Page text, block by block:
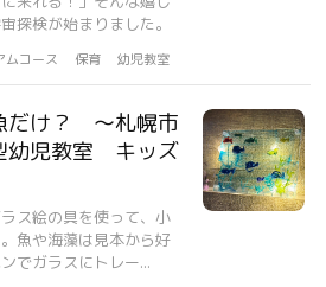
探検が始まりました。
ムコース 保育 幼児教室
だけ？ 〜札幌市
幼児教室 キッズ
ス絵の具を使って、小
魚や海藻は見本から好
でガラスにトレー...